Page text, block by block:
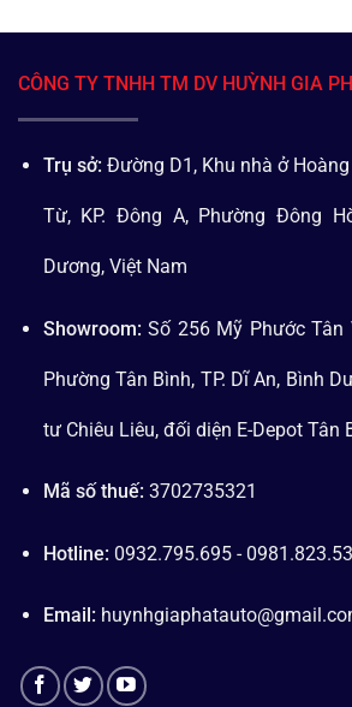
CÔNG TY TNHH TM DV HUỲNH GIA
Trụ sở: Đường D1, Khu nhà ở
Từ, KP. Đông A, Phường Đông
Dương, Việt Nam
Showroom: Số 256 Mỹ Phước Tân
Phường Tân Bình, TP. Dĩ An, Bình
tư Chiêu Liêu, đối diện E-Depot Tân
Mã số thuế: 3702735321
Hotline: 0932.795.695 -
Email: